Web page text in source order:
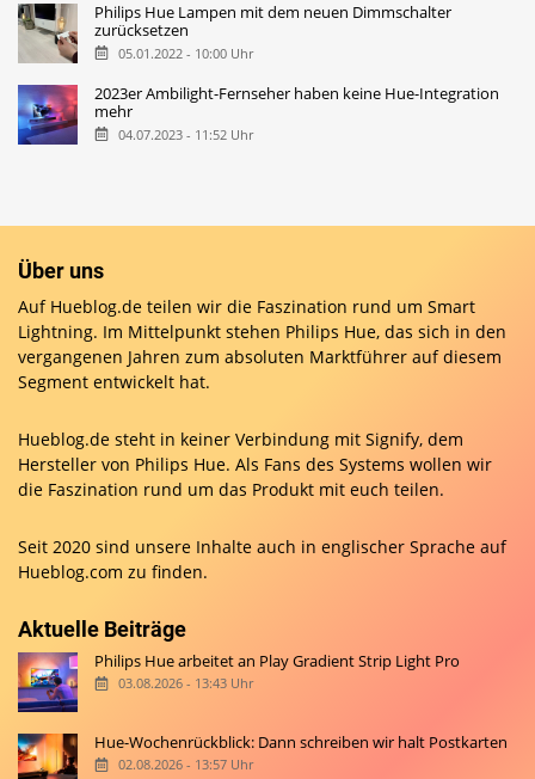
Philips Hue Lampen mit dem neuen Dimmschalter
zurücksetzen
05.01.2022 - 10:00 Uhr
2023er Ambilight-Fernseher haben keine Hue-Integration
mehr
04.07.2023 - 11:52 Uhr
Über uns
Auf Hueblog.de teilen wir die Faszination rund um Smart
Lightning. Im Mittelpunkt stehen Philips Hue, das sich in den
vergangenen Jahren zum absoluten Marktführer auf diesem
Segment entwickelt hat.
Hueblog.de steht in keiner Verbindung mit Signify, dem
Hersteller von Philips Hue. Als Fans des Systems wollen wir
die Faszination rund um das Produkt mit euch teilen.
Seit 2020 sind unsere Inhalte auch in englischer Sprache auf
Hueblog.com zu finden.
Aktuelle Beiträge
Philips Hue arbeitet an Play Gradient Strip Light Pro
03.08.2026 - 13:43 Uhr
Hue-Wochenrückblick: Dann schreiben wir halt Postkarten
02.08.2026 - 13:57 Uhr